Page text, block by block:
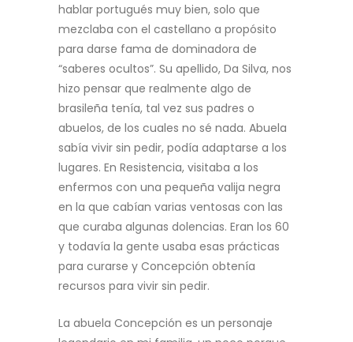
hablar portugués muy bien, solo que
mezclaba con el castellano a propósito
para darse fama de dominadora de
“saberes ocultos”. Su apellido, Da Silva, nos
hizo pensar que realmente algo de
brasileña tenía, tal vez sus padres o
abuelos, de los cuales no sé nada. Abuela
sabía vivir sin pedir, podía adaptarse a los
lugares. En Resistencia, visitaba a los
enfermos con una pequeña valija negra
en la que cabían varias ventosas con las
que curaba algunas dolencias. Eran los 60
y todavía la gente usaba esas prácticas
para curarse y Concepción obtenía
recursos para vivir sin pedir.
La abuela Concepción es un personaje